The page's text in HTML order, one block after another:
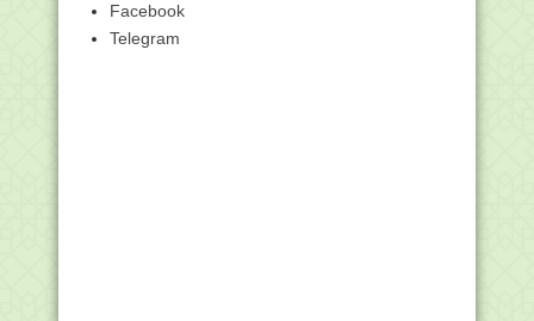
Peraturan Menteri Agama Republik
Indonesia No. 58 ...
Facebook
Telegram